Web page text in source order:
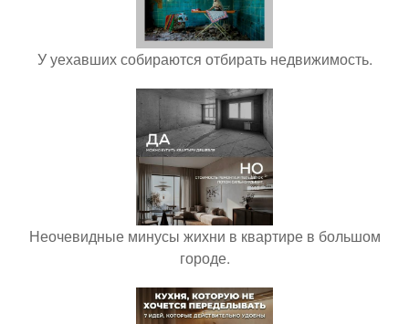
У уехавших собираются отбирать недвижимость.
Неочевидные минусы жихни в квартире в большом
городе.